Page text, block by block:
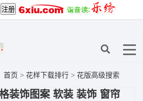
首页 > 花样下载排行 > 花版高级搜索
装饰图案 软装 装饰 窗帘